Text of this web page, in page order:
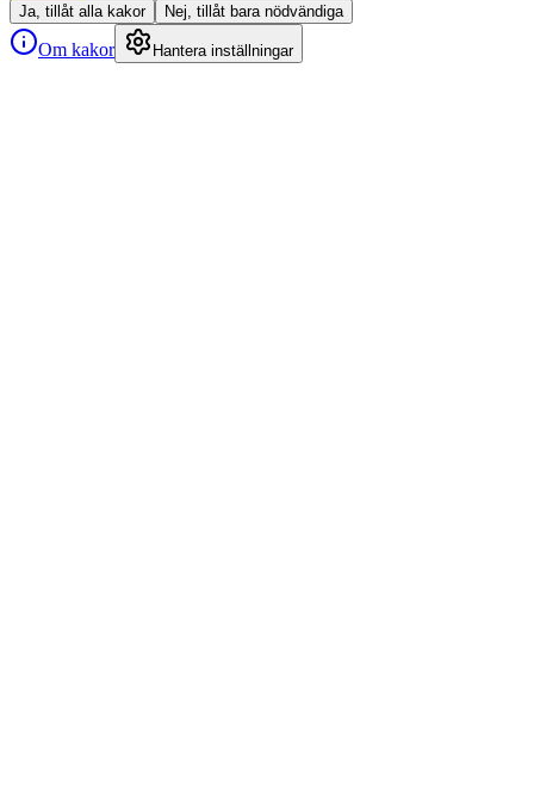
Ja, tillåt alla kakor Nej, tillåt bara nödvändiga
Om kakor Hantera inställningar